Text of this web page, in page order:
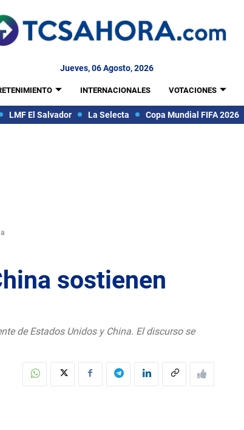
Jueves, 06 Agosto, 2026
INTERNACIONALES VOTACIONES
LMF El Salvador La Selecta Copa Mundial FIFA 2026
sostienen
de Estados Unidos y China. El discurso se